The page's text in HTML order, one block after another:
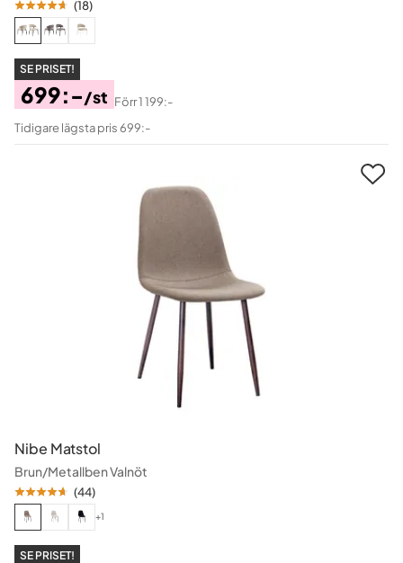
(18)
SE PRISET!
Pris
699:-/st
Original
Pris
Förr1 199:-
Tidigare lägsta pris 699:-
Nibe Matstol
Brun/Metallben Valnöt
(44)
+1
SE PRISET!